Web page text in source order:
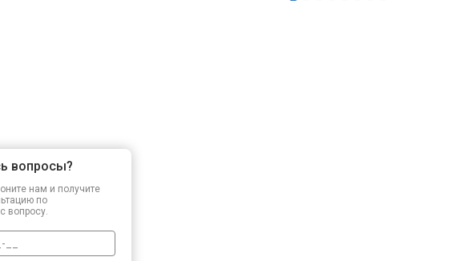
вопросы?
нам и получите
по
вопросу.